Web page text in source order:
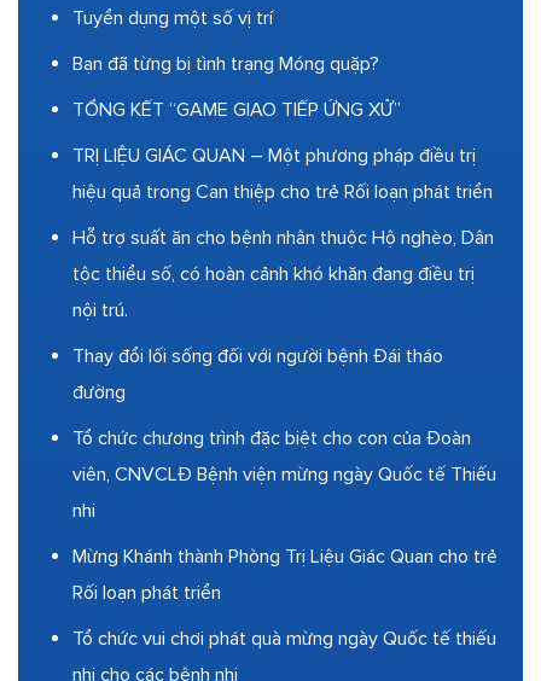
Tuyển dụng một số vị trí
Bạn đã từng bị tình trạng Móng quặp?
TỔNG KẾT “GAME GIAO TIẾP ỨNG XỬ”
TRỊ LIỆU GIÁC QUAN – Một phương pháp điều trị
hiệu quả trong Can thiệp cho trẻ Rối loạn phát triển
Hỗ trợ suất ăn cho bệnh nhân thuộc Hộ nghèo, Dân
tộc thiểu số, có hoàn cảnh khó khăn đang điều trị
nội trú.
Thay đổi lối sống đối với người bệnh Đái tháo
đường
Tổ chức chương trình đặc biệt cho con của Đoàn
viên, CNVCLĐ Bệnh viện mừng ngày Quốc tế Thiếu
nhi
Mừng Khánh thành Phòng Trị Liệu Giác Quan cho trẻ
Rối loạn phát triển
Tổ chức vui chơi phát quà mừng ngày Quốc tế thiếu
nhi cho các bệnh nhi